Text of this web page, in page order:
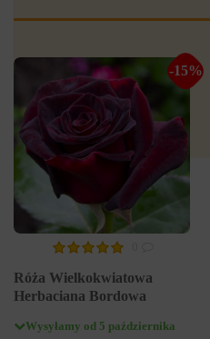
-15%
Róża Wielkokwiatowa
Herbaciana Bordowa
Wysyłamy od 5 października